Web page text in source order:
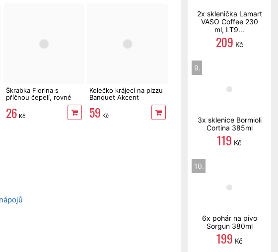
Škrabka Florina s
příčnou čepelí, rovné
26 Kč
Kolečko krájecí na pizzu
Banquet Akcent
59 Kč
2x sklenička Lamart
VASO Coffee 230
ml, LT9...
209 Kč
9.
3x sklenice Bormioli
Cortina 385ml
119 Kč
10.
6x pohár na pivo
Sorgun 380ml
199 Kč